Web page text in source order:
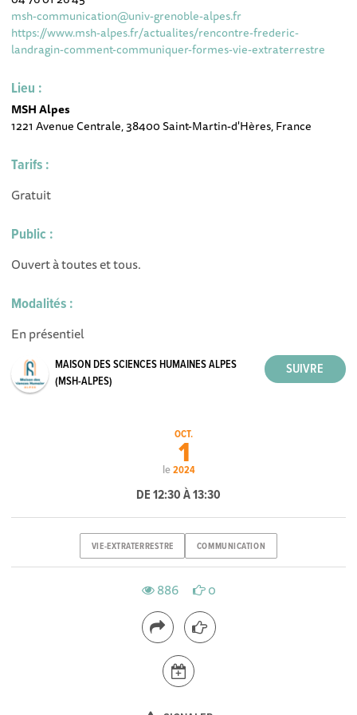
msh-communication@univ-grenoble-alpes.fr
https://www.msh-alpes.fr/actualites/rencontre-frederic-
landragin-comment-communiquer-formes-vie-extraterrestre
Lieu :
MSH Alpes
1221 Avenue Centrale, 38400 Saint-Martin-d'Hères, France
Tarifs :
Gratuit
Public :
Ouvert à toutes et tous.
Modalités :
En présentiel
MAISON DES SCIENCES HUMAINES ALPES
(MSH-ALPES)
le
OCT.
1
2024
DE 12:30 À 13:30
VIE-EXTRATERRESTRE COMMUNICATION
886 0